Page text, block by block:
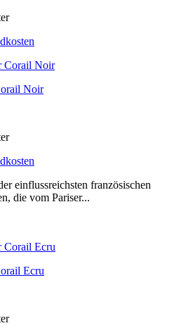
Noir
einflussreichsten französischen
die vom Pariser...
Ecru